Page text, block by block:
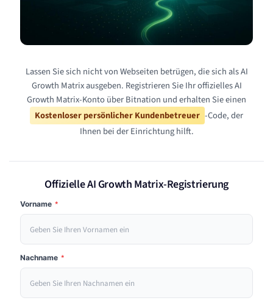
Lassen Sie sich nicht von Webseiten betrügen, die sich als AI
Growth Matrix ausgeben. Registrieren Sie Ihr offizielles AI
Growth Matrix-Konto über Bitnation und erhalten Sie einen
Kostenloser persönlicher Kundenbetreuer -Code, der
Ihnen bei der Einrichtung hilft.
Offizielle AI Growth Matrix-Registrierung
Vorname *
Nachname *